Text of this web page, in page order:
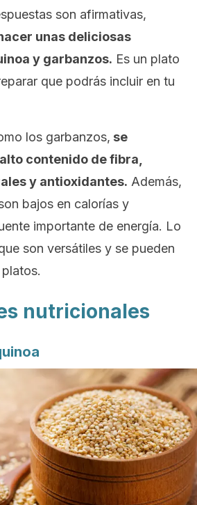
son afirmativas,
unas deliciosas
y garbanzos. Es un plato
que podrás incluir en tu
los garbanzos, se
contenido de fibra,
y antioxidantes. Además,
bajos en calorías y
importante de energía. Lo
son versátiles y se pueden
nutricionales